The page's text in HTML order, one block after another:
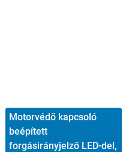
Motorvédő kapcsoló
beépített
forgásirányjelző LED-del,